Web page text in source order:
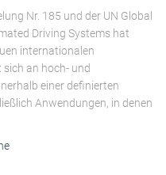
Nr. 185 und der UN Global
Driving Systems hat
internationalen
an hoch- und
einer definierten
Anwendungen, in denen